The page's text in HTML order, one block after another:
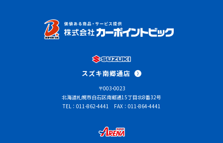
スズキ南郷通店
〒003-0023
北海道札幌市白石区南郷通15丁目北8番32号
TEL：011-862-4441 FAX：011-864-4441